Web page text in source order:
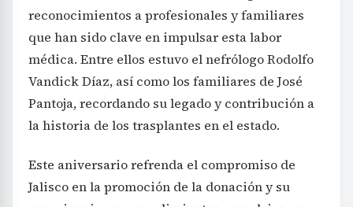
reconocimientos a profesionales y familiares
que han sido clave en impulsar esta labor
médica. Entre ellos estuvo el nefrólogo Rodolfo
Vandick Díaz, así como los familiares de José
Pantoja, recordando su legado y contribución a
la historia de los trasplantes en el estado.
Este aniversario refrenda el compromiso de
Jalisco en la promoción de la donación y su